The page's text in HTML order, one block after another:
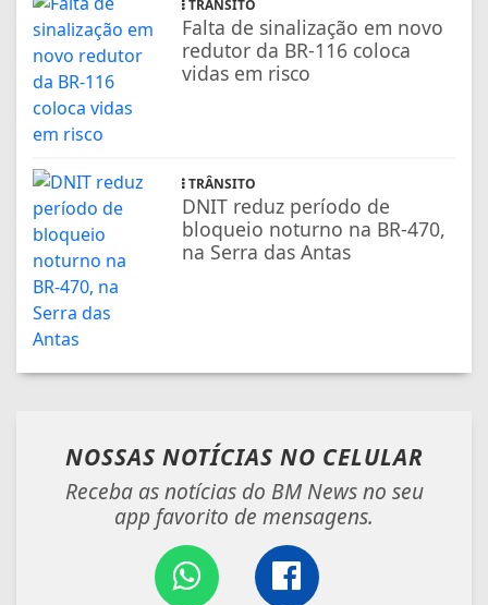
TRÂNSITO
Falta de sinalização em novo
redutor da BR-116 coloca
vidas em risco
TRÂNSITO
DNIT reduz período de
bloqueio noturno na BR-470,
na Serra das Antas
NOSSAS NOTÍCIAS NO CELULAR
Receba as notícias do BM News no seu
app favorito de mensagens.